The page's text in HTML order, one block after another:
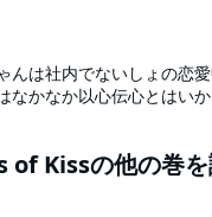
んは社内でないしょの恋
なかなか以心伝心とはい
Kissの他の巻を